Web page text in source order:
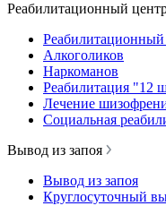
Реабилитационный
Реабилитационный
Алкоголиков
Наркоманов
Реабилитация "12
Лечение
Социальная
Вывод из запоя
Вывод из запоя
Круглосуточный